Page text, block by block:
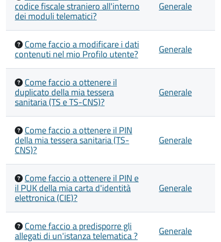
codice fiscale straniero all'interno
dei moduli telematici?
Generale
Come faccio a modificare i dati
contenuti nel mio Profilo utente? Generale
Come faccio a ottenere il
duplicato della mia tessera
sanitaria (TS e TS-CNS)?
Generale
Come faccio a ottenere il PIN
della mia tessera sanitaria (TS-
CNS)?
Generale
Come faccio a ottenere il PIN e
il PUK della mia carta d'identità
elettronica (CIE)?
Generale
Come faccio a predisporre gli
allegati di un'istanza telematica ? Generale